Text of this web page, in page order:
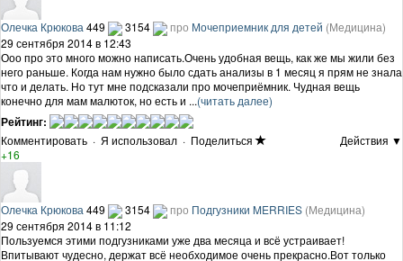
Олечка Крюкова 449 3154 про Мочеприемник для детей (Медицина)
29 сентября 2014 в 12:43
Ооо про это много можно написать.Очень удобная вещь, как же мы жили без
него раньше. Когда нам нужно было сдать анализы в 1 месяц я прям не знала
что и делать. Но тут мне подсказали про мочеприёмник. Чудная вещь
конечно для мам малюток, но есть и ...(читать далее)
Рейтинг:
Комментировать · Я использовал · Поделиться
Действия ▼
+16
Олечка Крюкова 449 3154 про Подгузники MERRIES (Медицина)
29 сентября 2014 в 11:12
Пользуемся этими подгузниками уже два месяца и всё устраивает!
Впитывают чудесно, держат всё необходимое очень прекрасно.Вот только